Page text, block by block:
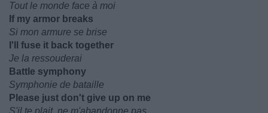
Tout le monde face à moi
If my armor breaks
Si mon armure se brise
I'll fuse it back together
Je la ressouderai
Battle symphony
Symphonie de bataille
Please just don't give up on me
S'il te plait, ne m'abandonne pas